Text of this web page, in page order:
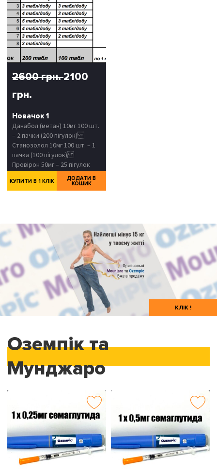
2600 грн.2100
грн.
Новачок 1
Данабол (метан) 10мг 100 шт.
– 2 пачки (200 пігулок)
Станозолол 10мг 100 шт. – 1
пачка (100 пігулок)
Провірон 50мг – 25 пігулок
КУПИТИ В 1 КЛІК
ДОДАТИ В
КОШИК
КЛІК !
Оземпік та
Мунджаро